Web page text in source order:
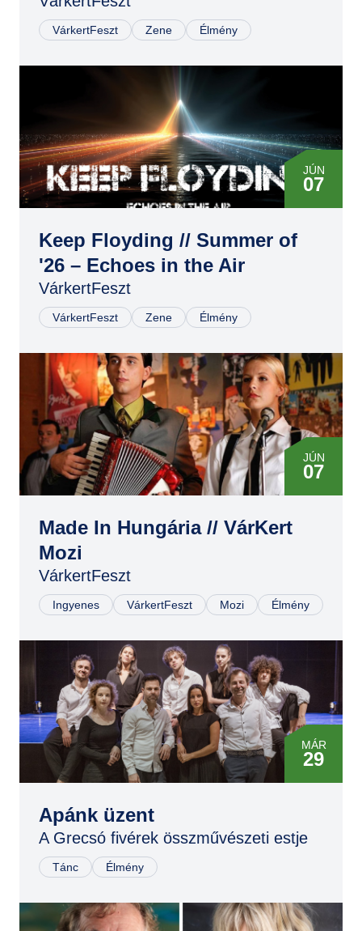
VárkertFeszt Zene Élmény
JÚN
07
Keep Floyding // Summer of
'26 – Echoes in the Air
VárkertFeszt
VárkertFeszt Zene Élmény
JÚN
07
Made In Hungária // VárKert
Mozi
VárkertFeszt
Ingyenes VárkertFeszt Mozi Élmény
MÁR
29
DEC
29
Apánk üzent
A Grecsó fivérek összművészeti estje
Tánc Élmény